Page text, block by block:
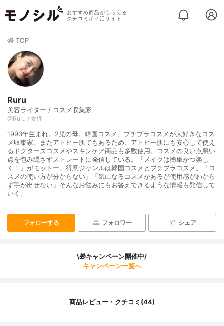
おすすめ商品がもらえる
クチコミポイ活サイト
TOP
Ruru
美容ライター / コスメ収集家
@Ruru / 女性
1993年生まれ。2児の母。韓国コスメ、プチプラコスメが大好きなコス
メ収集家。またアトピー肌でもあるため、アトピー肌にも安心して使え
るドクターズコスメやスキンケア商品も多数使用。コスメの良い点悪い
点を包み隠さずストレートに発信している。『メイクは簡単かつ楽し
く！』がモットー。得意ジャンルは韓国コスメとプチプラコスメ。「コ
スメの使い方が分からない」「気になるコスメがあるが使用感がわから
ず手が出せない」そんなお悩みにもお答えできるような情報も発信して
いく。
フォローする フォロワー シェア
\🎁キャンペーン開催中/
キャンペーン一覧へ
商品レビュー・クチコミ(44)